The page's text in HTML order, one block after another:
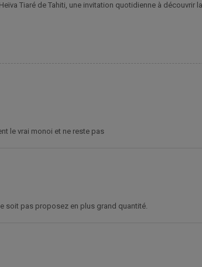
Tiaré de Tahiti, une invitation quotidienne à découvrir
le vrai monoi et ne reste pas
soit pas proposez en plus grand quantité.